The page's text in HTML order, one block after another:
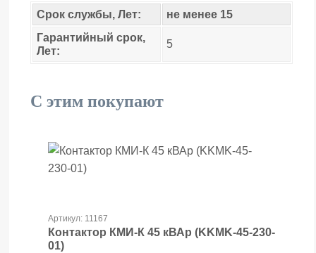
Срок службы, Лет:
не менее 15
Гарантийный срок,
Лет:
5
С этим покупают
Артикул: 11167
Контактор КМИ-К 45 кВАр (KKMK-45-230-
01)